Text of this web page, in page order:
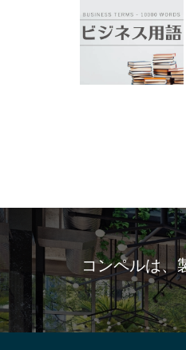
コンペルは、